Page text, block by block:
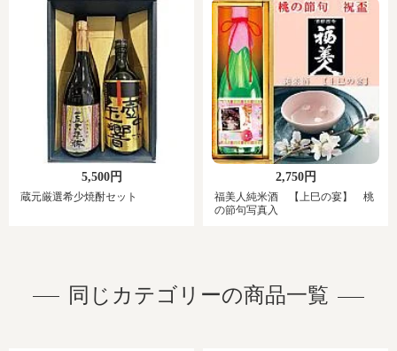
5,500円
蔵元厳選希少焼酎セット
2,750円
福美人純米酒 【上巳の宴】 桃
の節句写真入
同じカテゴリーの商品一覧